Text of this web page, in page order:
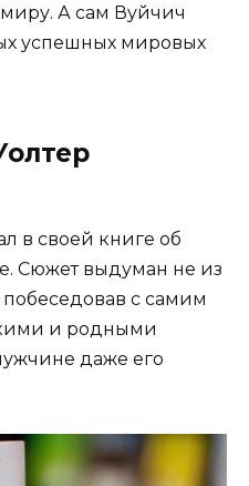
А сам Вуйчич
успешных мировых
в своей книге об
Сюжет выдуман не из
с самим
и родными
даже его